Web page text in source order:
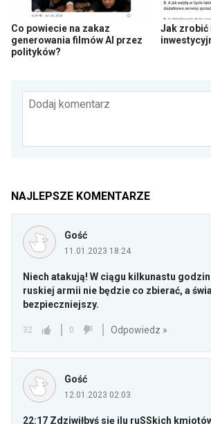
Co powiecie na zakaz
generowania filmów AI przez
polityków?
Jak zrobić
Dodaj komentarz
NAJLEPSZE KOMENTARZE
Gość
11.01.2023 18:24
Niech atakują! W ciągu kilkunastu
ruskiej armii nie będzie co zbierać, a
bezpieczniejszy.
32 0 Odpowiedz »
Gość
12.01.2023 02:03
22:17 Zdziwiłbyś się ilu ruSSkich